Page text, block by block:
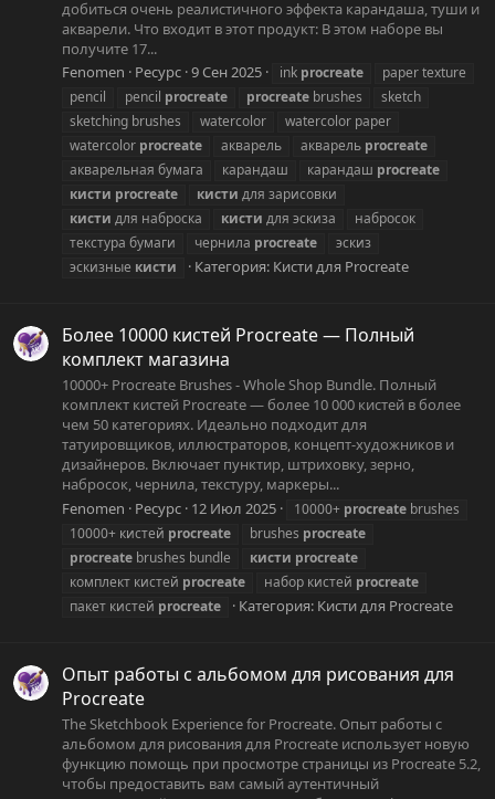
добиться очень реалистичного эффекта карандаша, туши и
акварели. Что входит в этот продукт: В этом наборе вы
получите 17...
Fenomen
Ресурс 9 Сен 2025 ink procreate
paper texture
pencil
pencil procreate procreate brushes
sketch
sketching brushes
watercolor
watercolor paper
watercolor procreate акварель акварель procreate
акварельная бумага
карандаш карандаш procreate
кисти procreate кисти для зарисовки
кисти для наброска кисти для эскиза
набросок
текстура бумаги
чернила procreate
эскиз
эскизные кисти Категория: Кисти для Procreate
Более 10000 кистей Procreate — Полный
комплект магазина
10000+ Procreate Brushes - Whole Shop Bundle. Полный
комплект кистей Procreate — более 10 000 кистей в более
чем 50 категориях. Идеально подходит для
татуировщиков, иллюстраторов, концепт-художников и
дизайнеров. Включает пунктир, штриховку, зерно,
набросок, чернила, текстуру, маркеры...
Fenomen
Ресурс 12 Июл 2025 10000+ procreate brushes
10000+ кистей procreate brushes procreate
procreate brushes bundle кисти procreate
комплект кистей procreate набор кистей procreate
пакет кистей procreate Категория: Кисти для Procreate
Опыт работы с альбомом для рисования для
Procreate
The Sketchbook Experience for Procreate. Опыт работы с
альбомом для рисования для Procreate использует новую
функцию помощь при просмотре страницы из Procreate 5.2,
чтобы предоставить вам самый аутентичный